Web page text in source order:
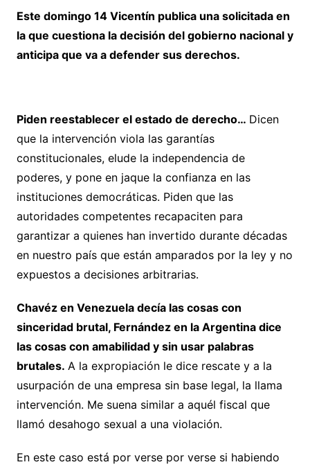
Este domingo 14 Vicentín publica una solicitada en
la que cuestiona la decisión del gobierno nacional y
anticipa que va a defender sus derechos.
Piden reestablecer el estado de derecho… Dicen
que la intervención viola las garantías
constitucionales, elude la independencia de
poderes, y pone en jaque la confianza en las
instituciones democráticas. Piden que las
autoridades competentes recapaciten para
garantizar a quienes han invertido durante décadas
en nuestro país que están amparados por la ley y no
expuestos a decisiones arbitrarias.
Chavéz en Venezuela decía las cosas con
sinceridad brutal, Fernández en la Argentina dice
las cosas con amabilidad y sin usar palabras
brutales. A la expropiación le dice rescate y a la
usurpación de una empresa sin base legal, la llama
intervención. Me suena similar a aquél fiscal que
llamó desahogo sexual a una violación.
En este caso está por verse por verse si habiendo